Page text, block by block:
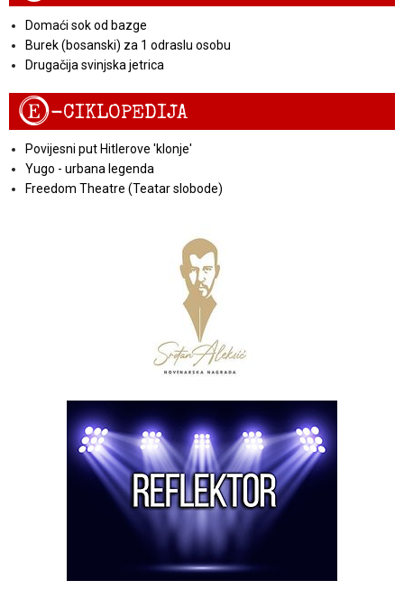
Domaći sok od bazge
Burek (bosanski) za 1 odraslu osobu
Drugačija svinjska jetrica
E-CIKLOPEDIJA
Povijesni put Hitlerove 'klonje'
Yugo - urbana legenda
Freedom Theatre (Teatar slobode)